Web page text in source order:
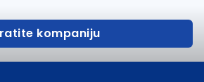
kompaniju